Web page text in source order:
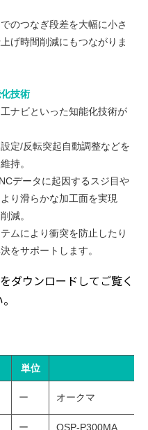
のつなぎ段差を大幅に小さ
げ時間削減にもつながりま
技術
ナビといった知能化技術が
定/反転突起自動調整などを
持。
データに起因するスジ目や
り滑らかな加工面を実現
減。
ムにより衝突を防止したり
をサポートします。
をダウンロードしてご覧く
単位
ー オークマ
ー OSP-P300MA